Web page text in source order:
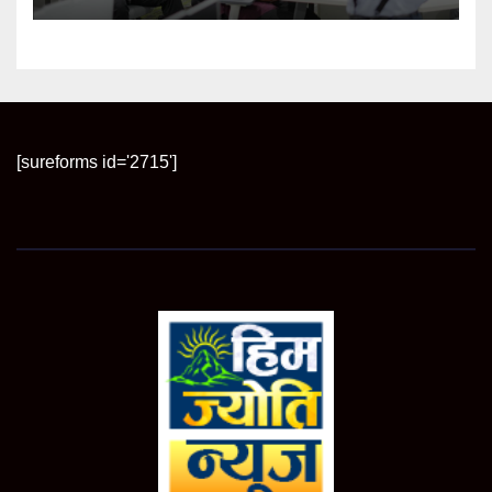
[sureforms id='2715']